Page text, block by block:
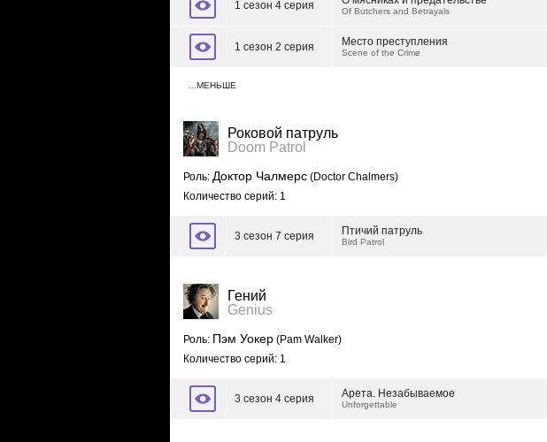
1 сезон 4 серия Of Butchers and Betrayals
1 сезон 2 серия Место преступления
Scene of the Crime
…МЕНЬШЕ
Роковой патруль
Doom Patrol
Роль: Доктор Чалмерс (Doctor Chalmers)
Количество серий: 1
3 сезон 7 серия Птичий патруль
Bird Patrol
Гений
Genius
Роль: Пэм Уокер (Pam Walker)
Количество серий: 1
3 сезон 4 серия Арета. Незабываемое
Unforgettable